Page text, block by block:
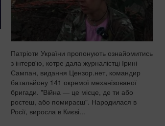
Патріоти України пропонують ознайомитись
з інтерв'ю, котре дала журналістці Ірині
Сампан, видання Цензор.нет, командир
батальйону 141 окремої механізованої
бригади. "Війна — це місце, де ти або
ростеш, або помираєш". Народилася в
Росії, виросла в Києві...